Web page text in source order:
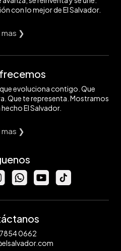
con lo mejor de El Salvador.
mas ❯
evoluciona contigo. Que
Que te representa. Mostramos
El Salvador.
mas ❯
0662